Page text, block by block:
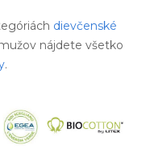
dievčenské
nájdete všetko
.